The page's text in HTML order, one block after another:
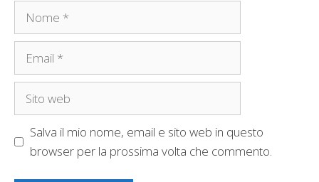
Nome
Email
Sito
Salva il mio nome, email e sito web in questo
browser per la prossima volta che commento.